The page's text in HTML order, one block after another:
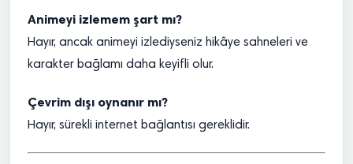
Animeyi izlemem şart mı?
Hayır, ancak animeyi izlediyseniz hikâye sahneleri ve
karakter bağlamı daha keyifli olur.
Çevrim dışı oynanır mı?
Hayır, sürekli internet bağlantısı gereklidir.